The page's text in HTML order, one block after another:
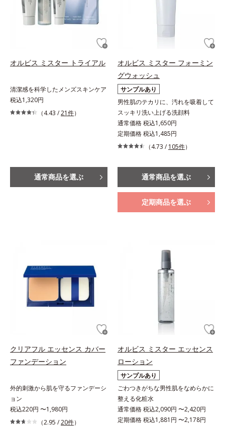
オルビス ミスター トライアル
清潔感を科学したメンズスキンケア
税込1,320円
（4.43 /21件）
通常商品を選ぶ
オルビス ミスター フォーミン
グウォッシュ
サンプルあり
男性肌のテカリに、汚れを吸着して
スッキリ洗い上げる洗顔料
通常価格 税込1,650円
定期価格 税込1,485円
（4.73 / 105件）
通常商品を選ぶ
定期商品を選ぶ
クリアフル エッセンス カバー
ファンデーション
外的刺激から肌を守るファンデーシ
ョン
税込220円 〜1,980円
（2.95 /20件）
オルビス ミスター エッセンス
ローション
サンプルあり
ごわつきがちな男性肌をなめらかに
整える化粧水
通常価格 税込2,090円 〜2,420円
定期価格 税込1,881円 〜2,178円